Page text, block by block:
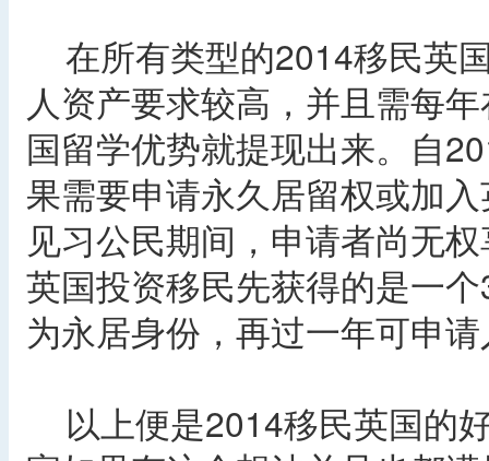
在所有类型的2014移民英
人资产要求较高，并且需每
国留学优势就提现出来。自
果需要申请永久居留权或加
见习公民期间，申请者尚无
英国投资移民先获得的是一
为永居身份，再过一年可申
以上便是2014移民英国的